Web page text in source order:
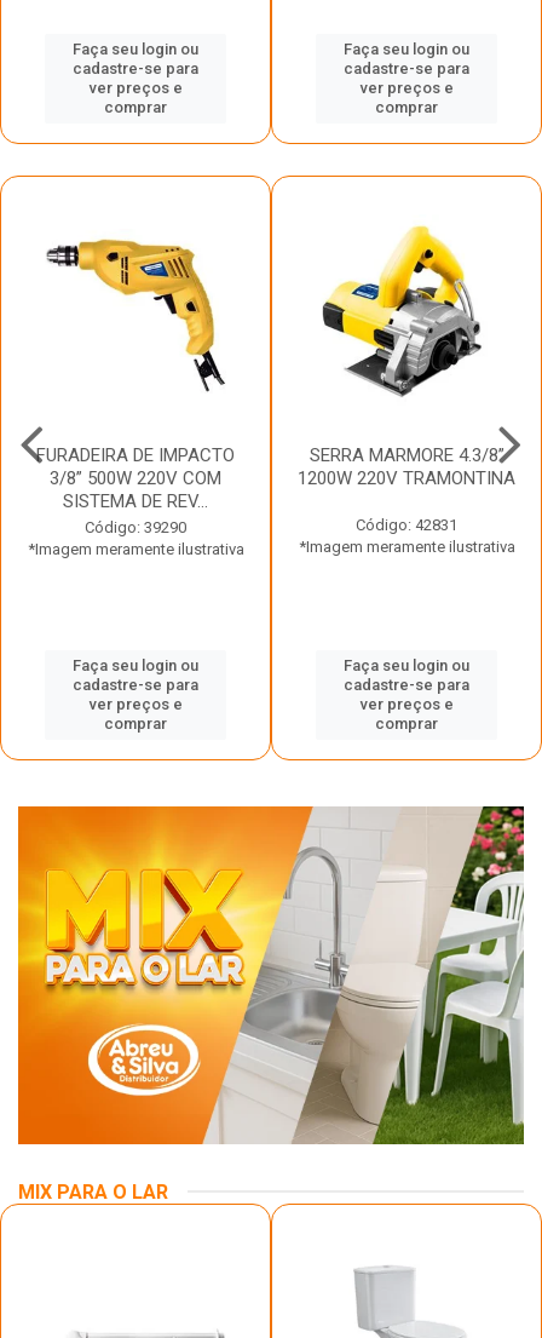
Faça seu login ou
cadastre-se para
ver preços e
comprar
Faça seu login ou
cadastre-se para
ver preços e
comprar
FURADEIRA DE IMPACTO
3/8” 500W 220V COM
SISTEMA DE REV...
Código: 39290
*Imagem meramente ilustrativa
Faça seu login ou
cadastre-se para
ver preços e
comprar
SERRA MARMORE 4.3/8”
1200W 220V TRAMONTINA
Código: 42831
*Imagem meramente ilustrativa
Faça seu login ou
cadastre-se para
ver preços e
comprar
MIX PARA O LAR